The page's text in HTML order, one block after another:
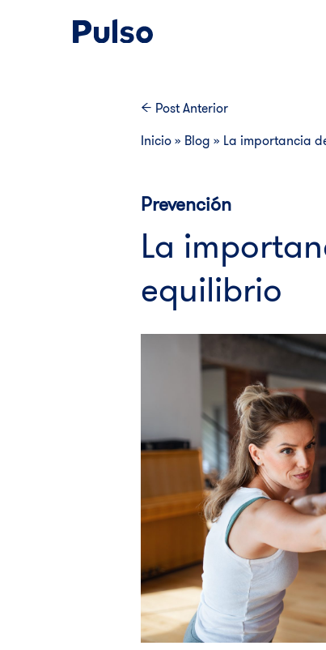
PostAnterior
Inicio» Blog » La importancia
La
equilibrio
Prevención